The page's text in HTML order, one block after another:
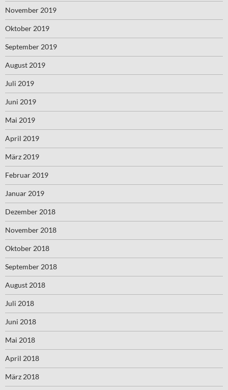
November 2019
Oktober 2019
September 2019
August 2019
Juli 2019
Juni 2019
Mai 2019
April 2019
März 2019
Februar 2019
Januar 2019
Dezember 2018
November 2018
Oktober 2018
September 2018
August 2018
Juli 2018
Juni 2018
Mai 2018
April 2018
März 2018